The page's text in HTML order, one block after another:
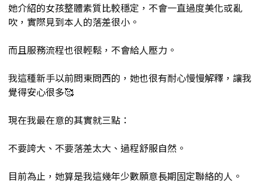
她介紹的女孩整體素質比較穩定，不會一直過度美化或亂
吹，實際見到本人的落差很小。
而且服務流程也很輕鬆，不會給人壓力。
我這種新手以前問東問西的，她也很有耐心慢慢解釋，讓我
覺得安心很多🥰
現在我最在意的其實就三點：
不要誇大、不要落差太大、過程舒服自然。
目前為止，她算是我這幾年少數願意長期固定聯絡的人。